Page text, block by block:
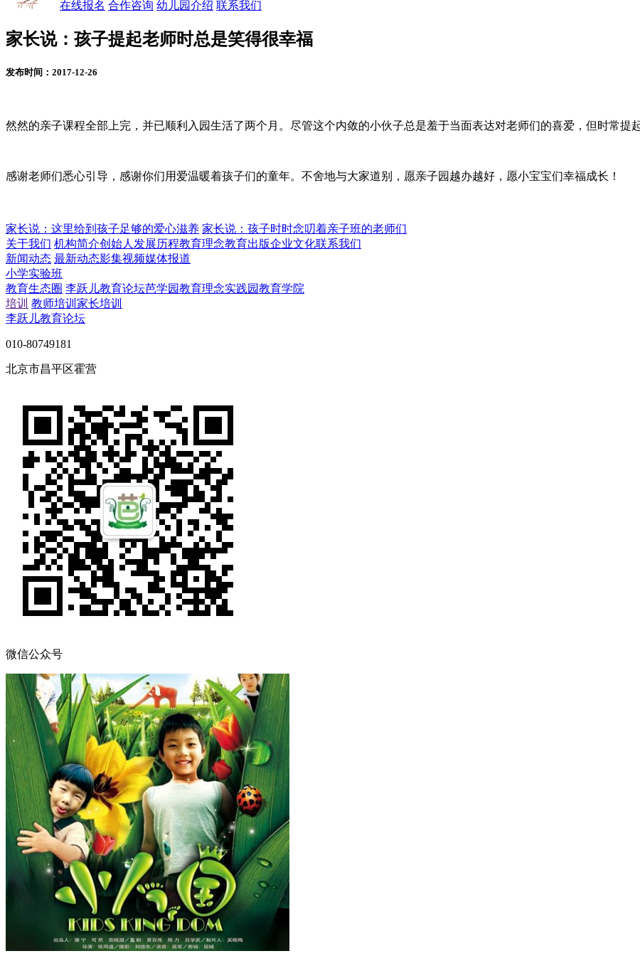
在线报名 合作咨询 幼儿园介绍 联系我们
家长说：孩子提起老师时总是笑得很幸福
发布时间：2017-12-26
然然的亲子课程全部上完，并已顺利入园生活了两个月。尽管这个内敛的小伙子总是羞于当面表达对老师们的喜爱，但时常提
感谢老师们悉心引导，感谢你们用爱温暖着孩子们的童年。不舍地与大家道别，愿亲子园越办越好，愿小宝宝们幸福成长！
家长说：这里给到孩子足够的爱心滋养 家长说：孩子时时念叨着亲子班的老师们
关于我们 机构简介创始人 发展历程教育理念教育出版企业文化联系我们
新闻动态 最新动态影集视频媒体报道
小学实验班
教育生态圈 李跃儿教育论坛芭学园教育理念实践园教育学院
培训 教师培训 家长培训
李跃儿教育论坛
010-80749181
北京市昌平区霍营
微信公众号